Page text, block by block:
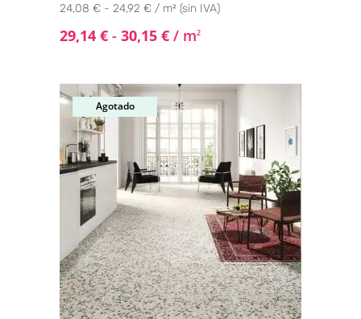
24,08 € - 24,92 € / m² (sin IVA)
29,14 € - 30,15 € / m2
Agotado